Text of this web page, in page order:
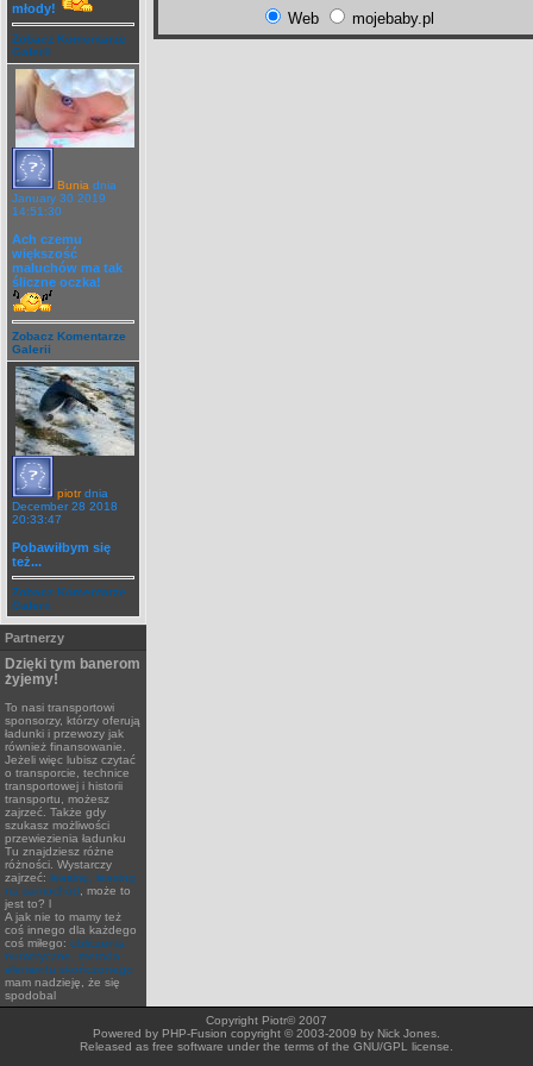
młody!
Zobacz Komentarze
Galerii
Bunia dnia
January 30 2019
14:51:30
Ach czemu
większość
maluchów ma tak
śliczne oczka!
Zobacz Komentarze
Galerii
piotr dnia
December 28 2018
20:33:47
Pobawiłbym się
też...
Zobacz Komentarze
Galerii
Partnerzy
Dzięki tym banerom
żyjemy!
To nasi transportowi
sponsorzy, którzy oferują
ładunki i przewozy jak
również finansowanie.
Jeżeli więc lubisz czytać
o transporcie, technice
transportowej i historii
transportu, możesz
zajrzeć. Także gdy
szukasz możliwości
przewiezienia ładunku
Tu znajdziesz różne
różności. Wystarczy
zajrzeć: leasing, leasing
na samochód , może to
jest to? l
A jak nie to mamy też
coś innego dla każdego
coś miłego: obliczenia
numeryczne, metoda
elementu skończonego
mam nadzieję, że się
spodobal
Web mojebaby.pl
Copyright Piotr© 2007
Powered by PHP-Fusion copyright © 2003-2009 by Nick Jones.
Released as free software under the terms of the GNU/GPL license.